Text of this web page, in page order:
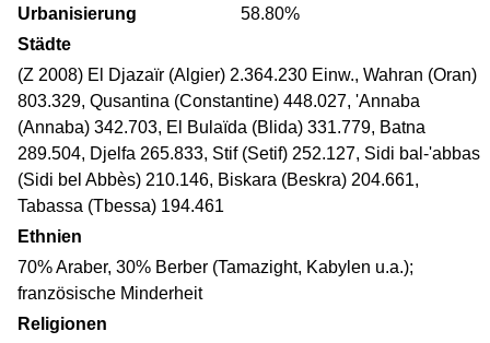
Urbanisierung
58.80%
Städte
(Z 2008) El Djazaïr (Algier) 2.364.230 Einw., Wahran (Oran)
803.329, Qusantina (Constantine) 448.027, 'Annaba
(Annaba) 342.703, El Bulaïda (Blida) 331.779, Batna
289.504, Djelfa 265.833, Stif (Setif) 252.127, Sidi bal-'abbas
(Sidi bel Abbès) 210.146, Biskara (Beskra) 204.661,
Tabassa (Tbessa) 194.461
Ethnien
70% Araber, 30% Berber (Tamazight, Kabylen u.a.);
französische Minderheit
Religionen